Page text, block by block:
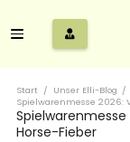
Start / Unser Elli-Blog /
Spielwarenmesse 2026:
Horse-Fieber